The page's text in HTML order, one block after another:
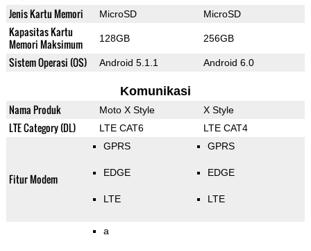
Jenis Kartu Memori
MicroSD MicroSD
Kapasitas Kartu
Memori Maksimum
128GB 256GB
Sistem Operasi (OS) Android 5.1.1 Android 6.0
Komunikasi
Nama Produk Moto X Style X Style
LTE Category (DL) LTE CAT6 LTE CAT4
Fitur Modem
GPRS
EDGE
LTE
GPRS
EDGE
LTE
a